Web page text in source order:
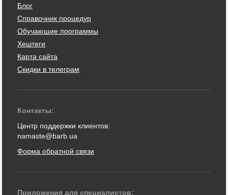
Блог
Справочник процедур
Обучающие программы
Хештеги
Карта сайта
Скидки в телеграм
Контакты:
Центр поддержки клиентов:
namaste@barb.ua
Форма обратной связи
Приложения для специалистов: